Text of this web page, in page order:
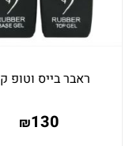
ראבר בייס וטופ
₪130